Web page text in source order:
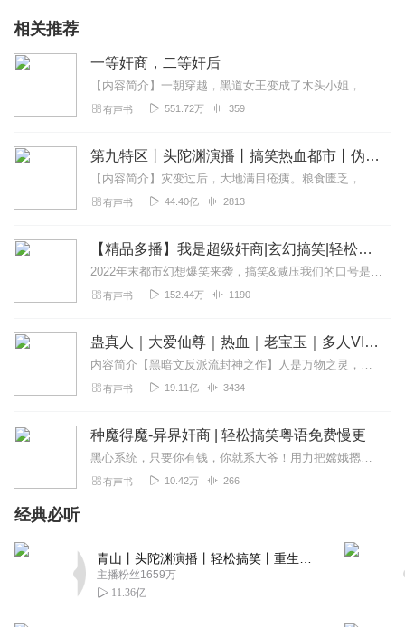
相关推荐
一等奸商，二等奸后
【内容简介】一朝穿越，黑道女王变成了木头小姐，顶着单纯的皮，做着阴险的事。白莲花妹妹来抢皇子未婚夫？渣男送你不谢！花魁后娘逼她代嫁敌国当人质？帮你找到旧情人牵红...
有声书 551.72万 359
第九特区丨头陀渊演播丨搞笑热血都市丨伪戒丨VIP免费多人有声剧
【内容简介】灾变过后，大地满目疮痍。粮食匮乏，资源紧俏，局势混乱……一位从待规划区杀出来的青年，背对着漫天黄沙，孤身来到九区谋生，却不曾想偶然结识三五好友，一念...
有声书 44.40亿 2813
【精品多播】我是超级奸商|玄幻搞笑|轻松爆爽|VIP免费
2022年末都市幻想爆笑来袭，搞笑&减压我们的口号是：搞钱！搞钱！搞钱！【新品限时免费】每日12点准时更新五集2022年12月12日-2023年1月12日免费收...
有声书 152.44万 1190
蛊真人｜大爱仙尊｜热血｜老宝玉｜多人VIP免费有声剧
内容简介【黑暗文反派流封神之作】人是万物之灵，蛊是天地真精。一个穿越者不断重生的故事。一个养蛊、炼蛊、用蛊的奇特世界。配音组（男角色）老宝玉旁白...
有声书 19.11亿 3434
种魔得魔-异界奸商 | 轻松搞笑粤语免费慢更
黑心系统，只要你有钱，你就系大爷！用力把嫦娥摁了进去。“来年，我要收获无数嫦娥！”专业种植，培养，租借，出售，回收一切神魔，一条龙服务。凡间：武道、先天、筑基、...
有声书 10.42万 266
经典必听
主播粉丝1659万
11.36亿